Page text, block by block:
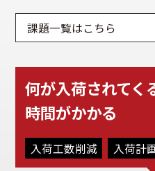
課題一覧はこちら
何が入荷されてく
時間がかかる
入荷工数削減 入荷計